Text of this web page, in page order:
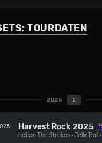
TOURDATEN
2025 1
Harvest Rock 2025
nebenThe Strokes·Jelly Roll ·